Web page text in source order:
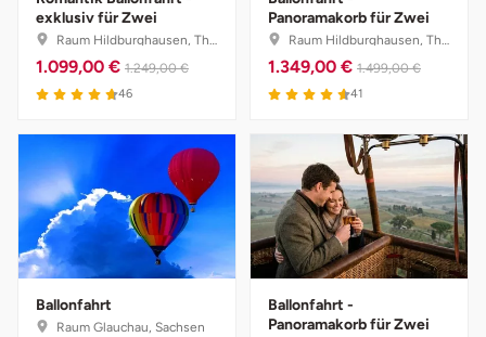
exklusiv für Zwei
Raum Hildburghausen, Thüringen
1.099,00 € 1.249,00 €
4.7 von 5
46
Panoramakorb für Zwei
Raum Hildburghausen, Thüringen
1.349,00 € 1.499,00 €
4.6 von 5
41
Ballonfahrt
Raum Glauchau, Sachsen
Ballonfahrt -
Panoramakorb für Zwei
Main-Kinzig-Kreis
Mainz
Mannheim
Mecklenburgische Seenplatte